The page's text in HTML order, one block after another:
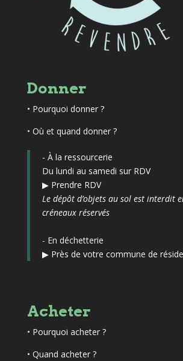
Donner
• Pourquoi donner ?
• Où et quand donner ?
- À la ressourcerie
Du lundi au samedi sur RDV
▶ Prendre RDV
Le dépôt d’objets au sol est interdit
créneaux réservés
- En déchetterie
▶ Près de votre commune de
Acheter
• Pourquoi acheter ?
• Quand acheter ?